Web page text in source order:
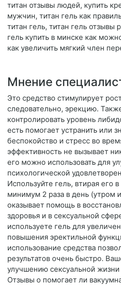
титан отзывы людей, купить
мужчин, титан гель как
титан гель, титан гель отзывы
гель купить в минске как
как увеличить мягкий член
Мнение
Это средство стимулирует
следовательно, эрекцию.
контролировать уровень
есть помогает устранить или
беспокойство и стресс во
эффективность не вызывает
его можно использовать для
психологической
Используйте гель, втирая его
минимум 2 раза в день (утром
оказывает помощь в
здоровья и в сексуальной
используете гель для
повышения эректильной
использование средства
результатов очень быстро.
улучшению сексуальной жизни
Отзывы о помогает ли